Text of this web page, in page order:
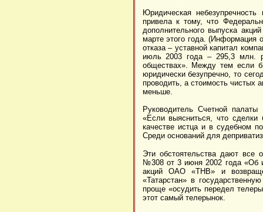
Юридическая
привела к тому, что
дополнительного выпуска
марте этого года. (Информация
отказа – уставной капитал
июль 2003 года – 295,3 млн.
обществах». Между тем если
юридически безупречно, то
проводить, а стоимость чистых
меньше.
Руководитель Счетной
«Если выясниться, что сделки
качестве истца и в судебном
Среди оснований для
Эти обстоятельства дают все
№308 от 3 июня 2002 года «Об
акций ОАО «ТНВ» и
«Татарстан» в
проще «осудить передел
этот самый телерынок.